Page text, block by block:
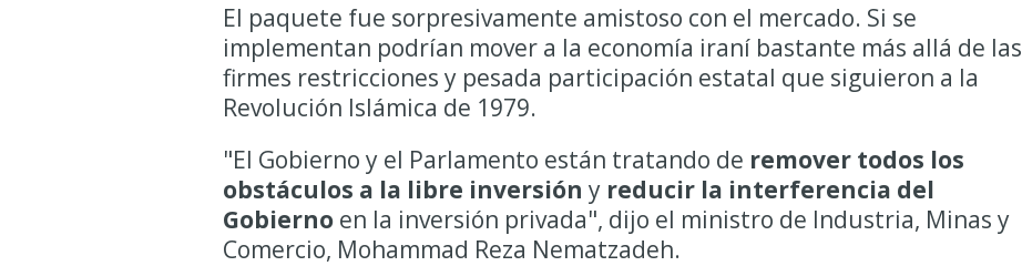
El paquete fue sorpresivamente amistoso con el mercado. Si se
implementan podrían mover a la economía iraní bastante más allá de las
firmes restricciones y pesada participación estatal que siguieron a la
Revolución Islámica de 1979.
"El Gobierno y el Parlamento están tratando de remover todos los
obstáculos a la libre inversión yreducir la interferencia del
Gobiernoen la inversión privada", dijo el ministro de Industria, Minas y
Comercio, Mohammad Reza Nematzadeh.